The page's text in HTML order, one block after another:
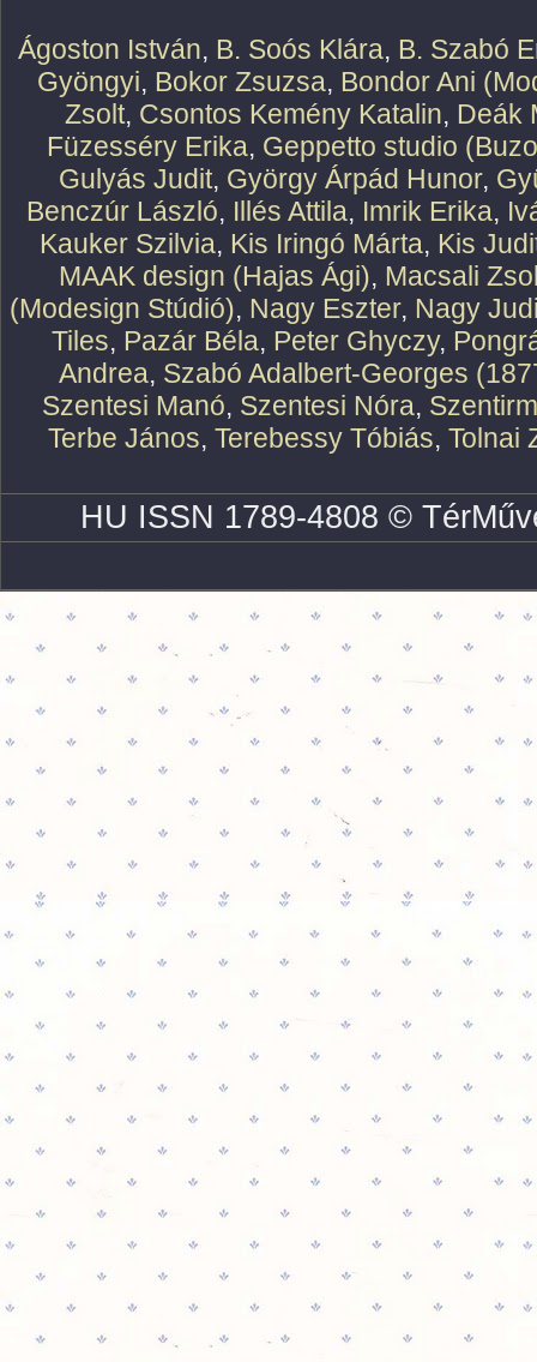
Ágoston István, B. Soós Klára, B. Szabó
Gyöngyi, Bokor Zsuzsa, Bondor Ani
Zsolt, Csontos Kemény Katalin, Deák
Füzesséry Erika, Geppetto studio
Gulyás Judit, György Árpád Hunor,
Benczúr László, Illés Attila, Imrik Erika,
Kauker Szilvia, Kis Iringó Márta, Kis
MAAK design (Hajas Ági), Macsali
(Modesign Stúdió), Nagy Eszter, Nagy
Tiles, Pazár Béla, Peter Ghyczy,
Andrea, Szabó Adalbert-Georges
Szentesi Manó, Szentesi Nóra,
Terbe János, Terebessy Tóbiás, Tolnai
HU ISSN 1789-4808 ©